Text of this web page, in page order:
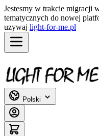
Jestesmy w trakcie migracji
tematycznych do nowej
uzywaj light-for-me.pl
Przejdź do treści
Polski